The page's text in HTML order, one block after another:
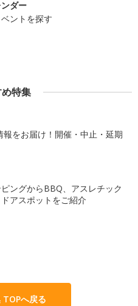
ダー
ントを探す
特集
をお届け！開催・中止・延期
ングからBBQ、アスレチック
アスポットをご紹介
へ戻る